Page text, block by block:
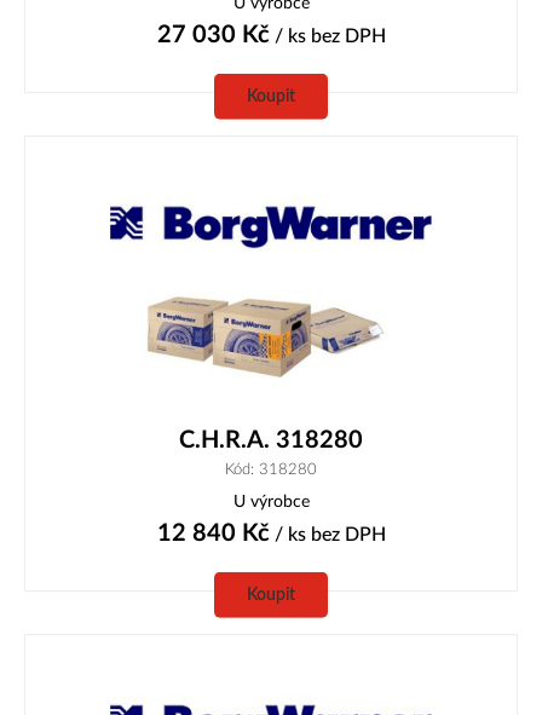
27 030 Kč/ ks bez DPH
Koupit
C.H.R.A. 318280
Kód: 318280
U výrobce
12 840 Kč/ ks bez DPH
Koupit